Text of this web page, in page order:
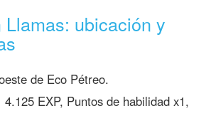
Llamas: ubicación y
de Eco Pétreo.
4.125 EXP, Puntos de habilidad x1,